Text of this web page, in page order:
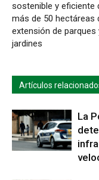
sostenible y eficiente
más de 50 hectáreas
extensión de parques
jardines
Artículos
La